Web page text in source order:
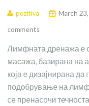
pozitiva March
comments
Лимфната дренажа е
масажа, базирана на
која е дизајнирана
подобрување на
се пренасочи